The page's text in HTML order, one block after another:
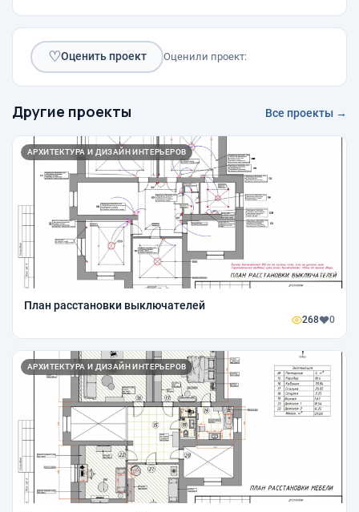
♡Оценить проект Оценили проект:
Другие проекты Все проекты →
АРХИТЕКТУРА И ДИЗАЙН ИНТЕРЬЕРОВ
План расстановки выключателей
268 0
АРХИТЕКТУРА И ДИЗАЙН ИНТЕРЬЕРОВ